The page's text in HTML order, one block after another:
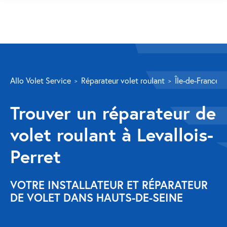
Volet roulant
Réparation
Volet roulant Velux
Au-delà de la fenêtre
Réparation store banne
Réparation portail
Allo Volet Service Réparateur volet roulant Île-de-France
Trouver un réparateur de
volet roulant à Levallois-
Perret
VOTRE INSTALLATEUR ET RÉPARATEUR
DE VOLET DANS HAUTS-DE-SEINE